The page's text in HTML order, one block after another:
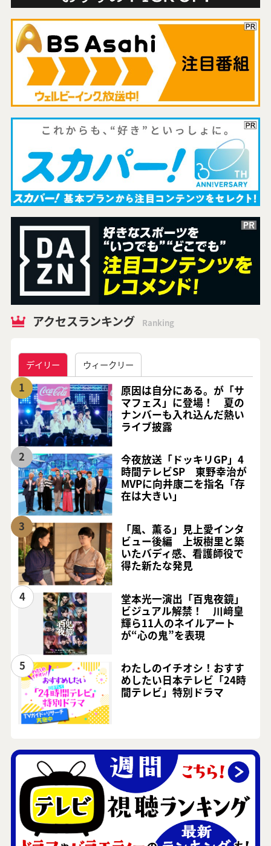
アクセスランキング Ranking
デイリー ウィークリー
1
原因は自分にある。が「サ
マフェス」に登場！ 夏の
ナンバーも入れ込んだ熱い
ライブ披露
2
今夜放送「ドッキリGP」4
時間テレビSP 東野幸治が
MVPに向井康二を指名「存
在は大きい」
3
「風、薫る」見上愛インタ
ビュー後編 上坂樹里と築
いたバディ感、看護師役で
得た新たな発見
4
堂本光一演出「百鬼夜鏡」
ビジュアル解禁！ 川﨑皇
輝ら11人のネイルアート
が“心の鬼”を表現
5
わたしのイチオシ！おすす
めしたい日本テレビ「24時
間テレビ」特別ドラマ